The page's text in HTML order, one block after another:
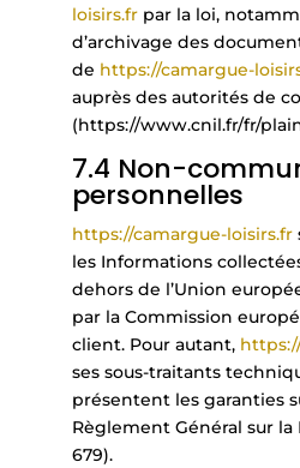
loisirs.fr par la loi,
d’archivage des
de https://camargue-
auprès des autorités de
(https://www.cnil.fr/fr/
7.4 Non-
personnelles
https://camargue-loisirs.fr
les Informations
dehors de l’Union
par la Commission
client. Pour autant,
ses sous-traitants
présentent les garanties
Règlement Général sur la
679).